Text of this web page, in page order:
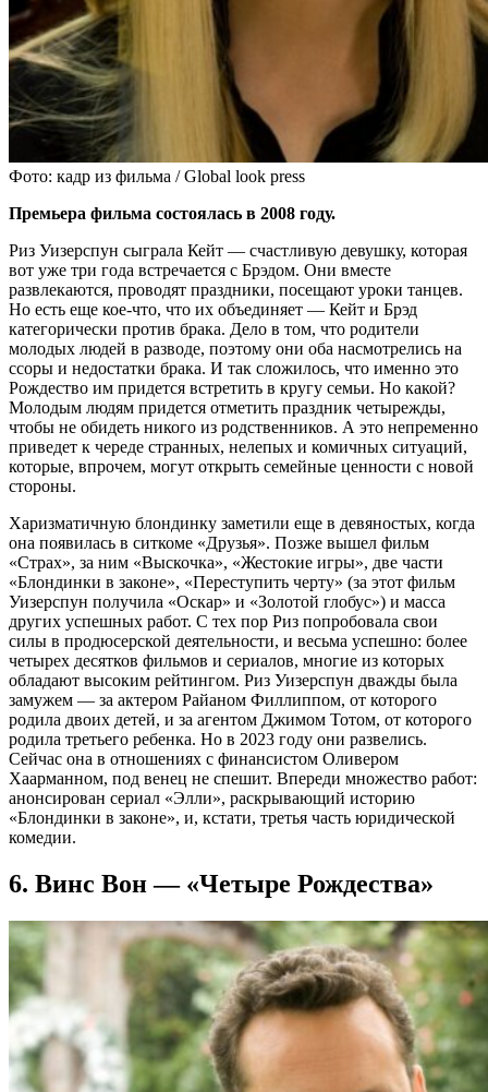
Фото: кадр из фильма / Global look press
Премьера фильма состоялась в 2008 году.
Риз Уизерспун сыграла Кейт — счастливую девушку, которая
вот уже три года встречается с Брэдом. Они вместе
развлекаются, проводят праздники, посещают уроки танцев.
Но есть еще кое-что, что их объединяет — Кейт и Брэд
категорически против брака. Дело в том, что родители
молодых людей в разводе, поэтому они оба насмотрелись на
ссоры и недостатки брака. И так сложилось, что именно это
Рождество им придется встретить в кругу семьи. Но какой?
Молодым людям придется отметить праздник четырежды,
чтобы не обидеть никого из родственников. А это непременно
приведет к череде странных, нелепых и комичных ситуаций,
которые, впрочем, могут открыть семейные ценности с новой
стороны.
Харизматичную блондинку заметили еще в девяностых, когда
она появилась в ситкоме «Друзья». Позже вышел фильм
«Страх», за ним «Выскочка», «Жестокие игры», две части
«Блондинки в законе», «Переступить черту» (за этот фильм
Уизерспун получила «Оскар» и «Золотой глобус») и масса
других успешных работ. С тех пор Риз попробовала свои
силы в продюсерской деятельности, и весьма успешно: более
четырех десятков фильмов и сериалов, многие из которых
обладают высоким рейтингом. Риз Уизерспун дважды была
замужем — за актером Райаном Филлиппом, от которого
родила двоих детей, и за агентом Джимом Тотом, от которого
родила третьего ребенка. Но в 2023 году они развелись.
Сейчас она в отношениях с финансистом Оливером
Хаарманном, под венец не спешит. Впереди множество работ:
анонсирован сериал «Элли», раскрывающий историю
«Блондинки в законе», и, кстати, третья часть юридической
комедии.
6. Винс Вон — «Четыре Рождества»